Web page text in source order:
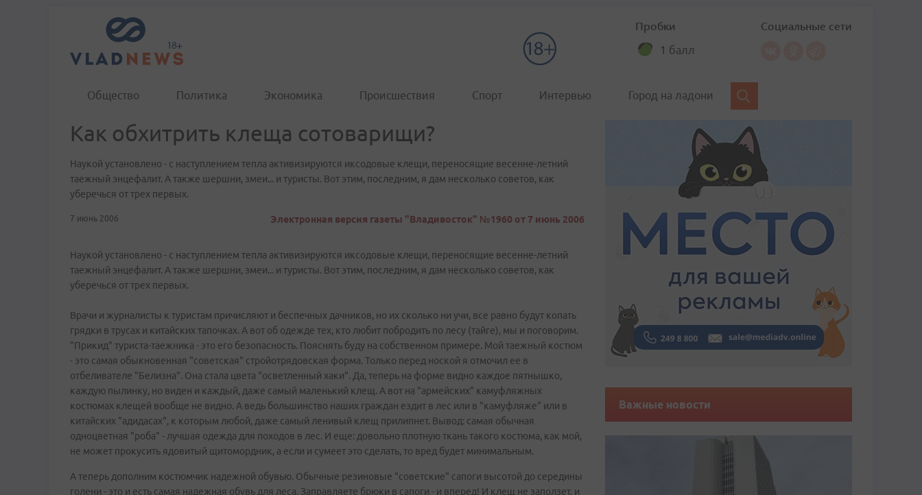
Пробки
1 балл
Социальные сети
Общество Политика Экономика Происшествия Спорт Интервью Город на ладони
Как обхитрить клеща сотоварищи?
Наукой установлено - с наступлением тепла активизируются иксодовые клещи, переносящие весенне-летний
таежный энцефалит. А также шершни, змеи... и туристы. Вот этим, последним, я дам несколько советов, как
уберечься от трех первых.
7 июнь 2006 Электронная версия газеты "Владивосток" №1960 от 7 июнь 2006
Наукой установлено - с наступлением тепла активизируются иксодовые клещи, переносящие весенне-летний
таежный энцефалит. А также шершни, змеи... и туристы. Вот этим, последним, я дам несколько советов, как
уберечься от трех первых.
Врачи и журналисты к туристам причисляют и беспечных дачников, но их сколько ни учи, все равно будут копать
грядки в трусах и китайских тапочках. А вот об одежде тех, кто любит побродить по лесу (тайге), мы и поговорим.
"Прикид" туриста-таежника - это его безопасность. Пояснять буду на собственном примере. Мой таежный костюм
- это самая обыкновенная "советская" стройотрядовская форма. Только перед ноской я отмочил ее в
отбеливателе "Белизна". Она стала цвета "осветленный хаки". Да, теперь на форме видно каждое пятнышко,
каждую пылинку, но виден и каждый, даже самый маленький клещ. А вот на "армейских" камуфляжных
костюмах клещей вообще не видно. А ведь большинство наших граждан ездит в лес или в "камуфляже" или в
китайских "адидасах", к которым любой, даже самый ленивый клещ прилипнет. Вывод: самая обычная
одноцветная "роба" - лучшая одежда для походов в лес. И еще: довольно плотную ткань такого костюма, как мой,
не может прокусить ядовитый щитомордник, а если и сумеет это сделать, то вред будет минимальным.
А теперь дополним костюмчик надежной обувью. Обычные резиновые "советские" сапоги высотой до середины
голени - это и есть самая надежная обувь для леса. Заправляете брюки в сапоги - и вперед! И клещ не заползет, и
Важные новости